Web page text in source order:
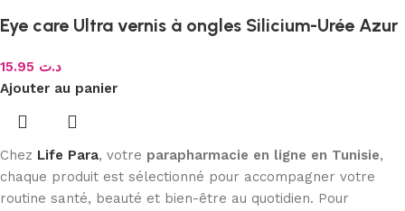
Eye care Ultra vernis à ongles Silicium-Urée Azur
د.ت
Ajouter au panier
Chez Life Para, votre parapharmacie en ligne en Tunisie,
chaque produit est sélectionné pour accompagner votre
routine santé, beauté et bien-être au quotidien. Pour